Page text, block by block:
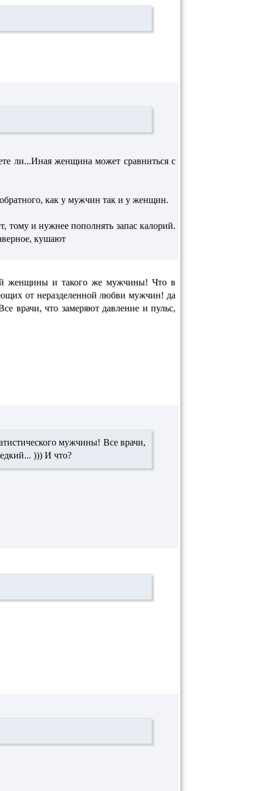
ли...Иная женщина может сравниться с
как у мужчин так и у женщин.
тому и нужнее пополнять запас калорий.
кушают
женщины и такого же мужчины! Что в
от неразделенной любви мужчин! да
врачи, что замеряют давление и пульс,
мужчины! Все врачи,
))) И что?